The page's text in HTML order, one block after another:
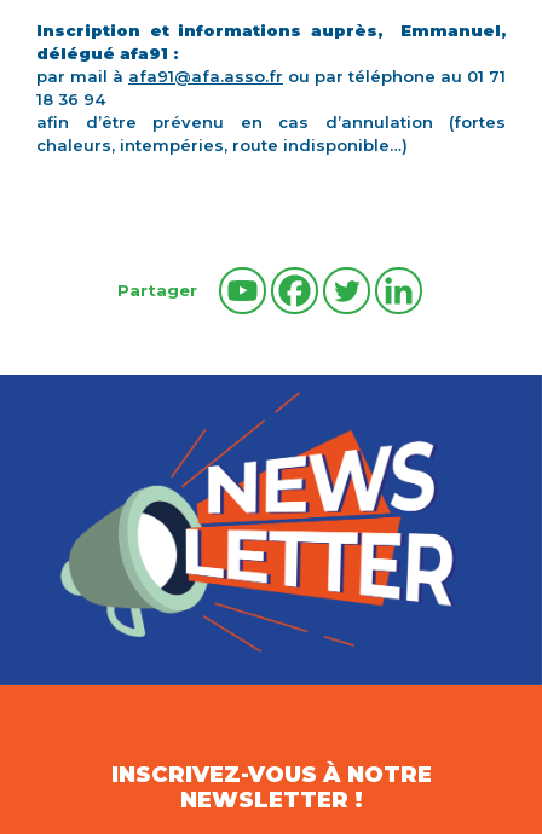
Inscription et informations auprès, Emmanuel,
délégué afa91 :
par mail à afa91@afa.asso.fr ou par téléphone au 01 71
18 36 94
afin d’être prévenu en cas d’annulation (fortes
chaleurs, intempéries, route indisponible…)
Partager
INSCRIVEZ-VOUS À NOTRE
NEWSLETTER !